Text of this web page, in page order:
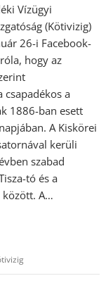
Vízügyi
(Kötivizig)
26-i Facebook-
hogy az
a
1886-ban esett
A Kiskörei
kerüli
szabad
tó és a
között. A…